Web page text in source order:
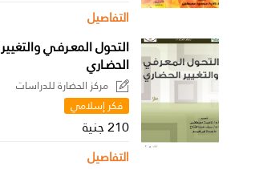
التفاصيل
التحول المعـرفـي والتغيير
الحضـاري
مركز الحضارة للدراسات
السياسية
فكر إسلامي
210 جنية
التفاصيل